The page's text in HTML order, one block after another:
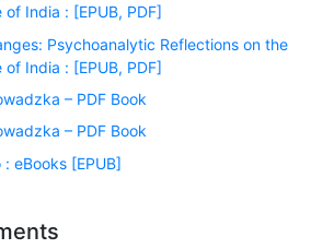
India : [EPUB, PDF]
Psychoanalytic Reflections on the
India : [EPUB, PDF]
– PDF Book
– PDF Book
: eBooks [EPUB]